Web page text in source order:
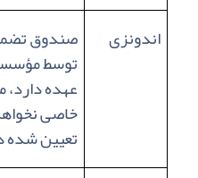
اندونزی
صندوق
توسط
عهده
خاصی
تعیین شده